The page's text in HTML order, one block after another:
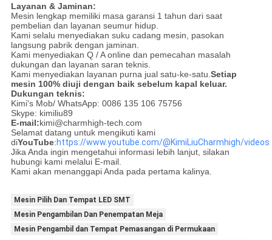
Layanan & Jaminan:
Mesin lengkap memiliki masa garansi 1 tahun dari saat
pembelian dan layanan seumur hidup.
Kami selalu menyediakan suku cadang mesin, pasokan
langsung pabrik dengan jaminan.
Kami menyediakan Q / A online dan pemecahan masalah
dukungan dan layanan saran teknis.
Kami menyediakan layanan purna jual satu-ke-satu. Setiap
mesin 100% diuji dengan baik sebelum kapal keluar.
Dukungan teknis:
Kimi's Mob/ WhatsApp: 0086 135 106 75756
Skype: kimiliu89
E-mail:kimi@charmhigh-tech.com
Selamat datang untuk mengikuti kami
diYouTube:https://www.youtube.com/@KimiLiuCharmhigh/videos
Jika Anda ingin mengetahui informasi lebih lanjut, silakan
hubungi kami melalui E-mail.
Kami akan menanggapi Anda pada pertama kalinya.
Mesin Pilih Dan Tempat LED SMT
Mesin Pengambilan Dan Penempatan Meja
Mesin Pengambil dan Tempat Pemasangan di Permukaan